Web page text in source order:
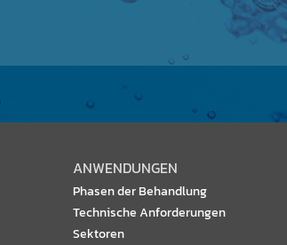
ANWENDUNGEN
Phasen der Behandlung
Technische Anforderungen
Sektoren